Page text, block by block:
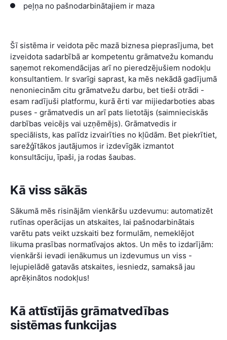
peļņa no pašnodarbinātajiem ir maza
Šī sistēma ir veidota pēc mazā biznesa pieprasījuma, bet
izveidota sadarbībā ar kompetentu grāmatvežu komandu
saņemot rekomendācijas arī no pieredzējušiem nodokļu
konsultantiem. Ir svarīgi saprast, ka mēs nekādā gadījumā
nenoniecinām citu grāmatvežu darbu, bet tieši otrādi -
esam radījuši platformu, kurā ērti var mijiedarboties abas
puses - grāmatvedis un arī pats lietotājs (saimnieciskās
darbības veicējs vai uzņēmējs). Grāmatvedis ir
speciālists, kas palīdz izvairīties no kļūdām. Bet piekrītiet,
sarežģītākos jautājumos ir izdevīgāk izmantot
konsultāciju, īpaši, ja rodas šaubas.
Kā viss sākās
Sākumā mēs risinājām vienkāršu uzdevumu: automatizēt
rutīnas operācijas un atskaites, lai pašnodarbinātais
varētu pats veikt uzskaiti bez formulām, nemeklējot
likuma prasības normatīvajos aktos. Un mēs to izdarījām:
vienkārši ievadi ienākumus un izdevumus un viss -
lejupielādē gatavās atskaites, iesniedz, samaksā jau
aprēķinātos nodokļus!
Kā attīstījās grāmatvedības
sistēmas funkcijas